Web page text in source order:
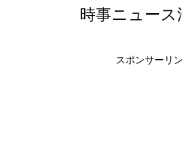
時事ニュース
スポンサーリ